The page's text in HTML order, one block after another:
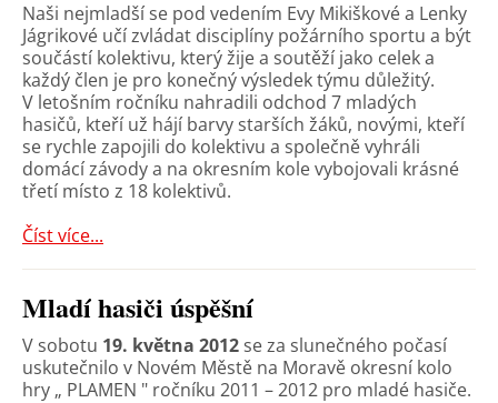
Naši nejmladší se pod vedením Evy Mikiškové a Lenky
Jágrikové učí zvládat disciplíny požárního sportu a být
součástí kolektivu, který žije a soutěží jako celek a
každý člen je pro konečný výsledek týmu důležitý.
V letošním ročníku nahradili odchod 7 mladých
hasičů, kteří už hájí barvy starších žáků, novými, kteří
se rychle zapojili do kolektivu a společně vyhráli
domácí závody a na okresním kole vybojovali krásné
třetí místo z 18 kolektivů.
Číst více...
Mladí hasiči úspěšní
V sobotu 19. května 2012 se za slunečného počasí
uskutečnilo v Novém Městě na Moravě okresní kolo
hry „ PLAMEN " ročníku 2011 – 2012 pro mladé hasiče.